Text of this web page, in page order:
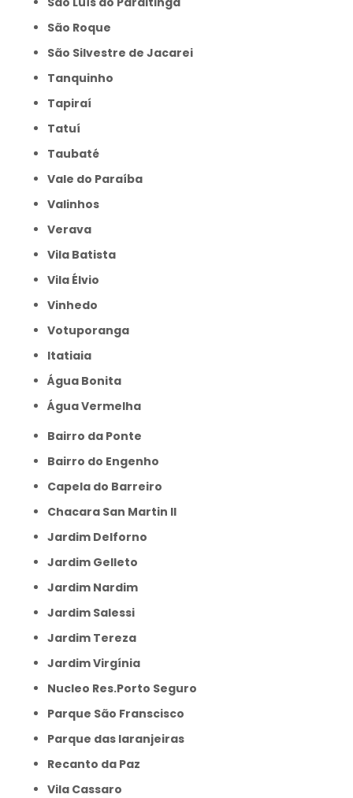
São Roque
São Silvestre de Jacarei
Tanquinho
Tapiraí
Tatuí
Taubaté
Vale do Paraíba
Valinhos
Verava
Vila Batista
Vila Élvio
Vinhedo
Votuporanga
itatiaia
Água Bonita
Água Vermelha
Bairro da Ponte
Bairro do Engenho
Capela do Barreiro
Chacara San Martin II
Jardim Delforno
Jardim Gelleto
Jardim Nardim
Jardim Salessi
Jardim Tereza
Jardim Virgínia
Nucleo Res.Porto Seguro
Parque São Franscisco
Parque das laranjeiras
Recanto da Paz
Vila Cassaro